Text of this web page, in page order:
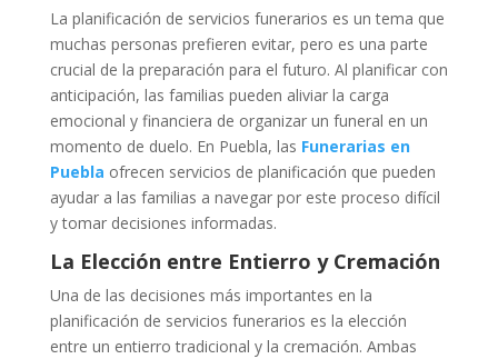
La planificación de servicios funerarios es un tema que
muchas personas prefieren evitar, pero es una parte
crucial de la preparación para el futuro. Al planificar con
anticipación, las familias pueden aliviar la carga
emocional y financiera de organizar un funeral en un
momento de duelo. En Puebla, las Funerarias en
Puebla ofrecen servicios de planificación que pueden
ayudar a las familias a navegar por este proceso difícil
y tomar decisiones informadas.
La Elección entre Entierro y Cremación
Una de las decisiones más importantes en la
planificación de servicios funerarios es la elección
entre un entierro tradicional y la cremación. Ambas